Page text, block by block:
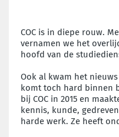
COC is in diepe rouw.
vernamen we het
hoofd van de
Ook al kwam het
komt toch hard binnen
bij COC in 2015 en
kennis, kunde,
harde werk. Ze heeft